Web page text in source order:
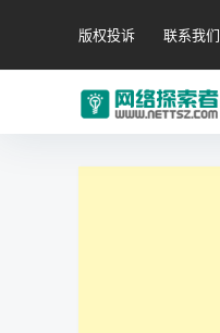
版权投诉 联系我们